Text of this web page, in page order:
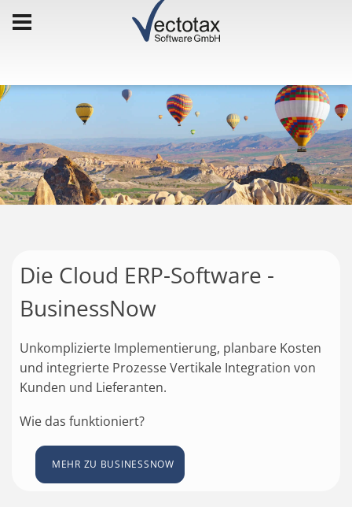
Die Cloud ERP-Software -
BusinessNow
Unkomplizierte Implementierung, planbare Kosten
und integrierte Prozesse Vertikale Integration von
Kunden und Lieferanten.
Wie das funktioniert?
MEHR ZU BUSINESSNOW